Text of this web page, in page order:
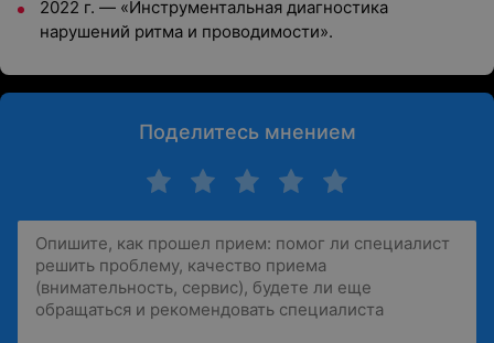
2022 г. — «Инструментальная диагностика
нарушений ритма и проводимости».
Поделитесь мнением